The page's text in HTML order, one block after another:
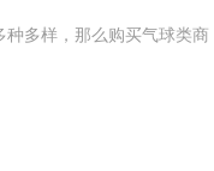
多样，那么购买气球类商